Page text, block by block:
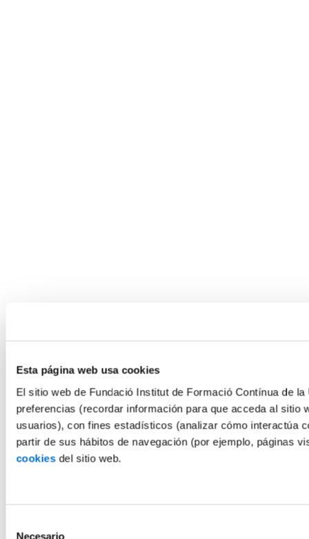
Esta página web usa cookies
El sitio web de Fundació Institut de Formació Contínua de
preferencias (recordar información para que acceda al
usuarios), con fines estadísticos (analizar cómo interactúa
partir de sus hábitos de navegación (por ejemplo, páginas
cookiesdel sitio web.
Necesario